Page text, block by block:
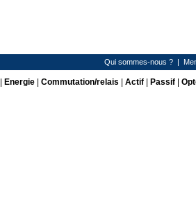
Qui sommes-nous ?|
Energie| Commutation/relais Actif| Passif|